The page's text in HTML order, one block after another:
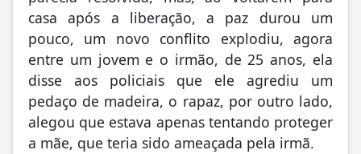
casa após a liberação, a paz durou um
pouco, um novo conflito explodiu, agora
entre um jovem e o irmão, de 25 anos, ela
disse aos policiais que ele agrediu um
pedaço de madeira, o rapaz, por outro lado,
alegou que estava apenas tentando proteger
a mãe, que teria sido ameaçada pela irmã.